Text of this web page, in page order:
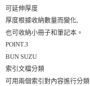
可延伸厚度
厚度根據收納數量而變化,
也可收納小冊子和筆記本。
POINT.3
BUN SUZU
索引文檔分類
可用兩個索引對內容進行分類